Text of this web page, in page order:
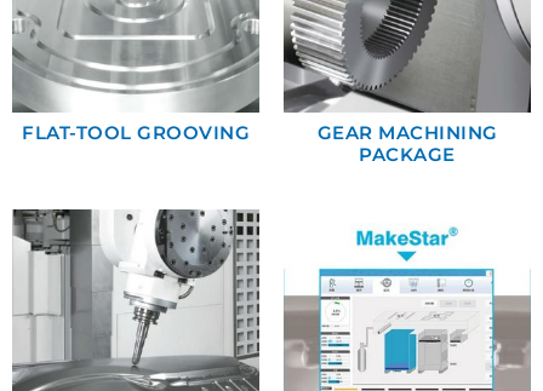
FLAT-TOOL GROOVING
GEAR MACHINING
PACKAGE